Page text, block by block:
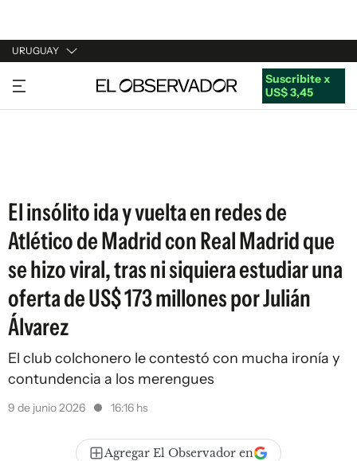
URUGUAY
URUGUAY
ARGENTINA
Suscribite x
US$ 3,45
El insólito ida y vuelta en redes de
Atlético de Madrid con Real Madrid que
se hizo viral, tras ni siquiera estudiar una
oferta de US$ 173 millones por Julián
Álvarez
El club colchonero le contestó con mucha ironía y
contundencia a los merengues
9 de junio 2026 16:16 hs
Agregar El Observador en